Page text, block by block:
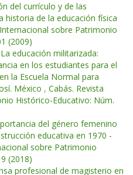
del currículo y de las
historia de la educación física
sobre Patrimonio
(2009)
La educación militarizada:
en los estudiantes para el
la Escuela Normal para
México , Cabás. Revista
Histórico-Educativo: Núm.
del género femenino
educativa en 1970 -
sobre Patrimonio
(2018)
profesional de magisterio en